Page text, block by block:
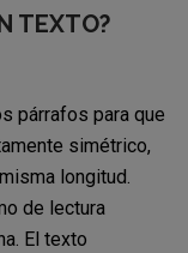
TEXTO?
párrafos para que
simétrico,
longitud.
de lectura
El texto